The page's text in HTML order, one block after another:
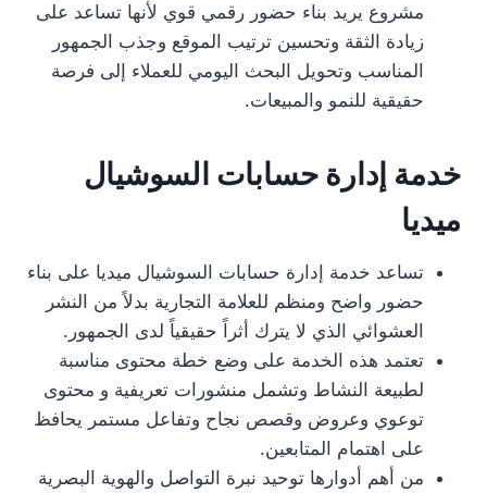
مشروع يريد بناء حضور رقمي قوي لأنها تساعد على
زيادة الثقة وتحسين ترتيب الموقع وجذب الجمهور
المناسب وتحويل البحث اليومي للعملاء إلى فرصة
حقيقية للنمو والمبيعات.
خدمة إدارة حسابات السوشيال
ميديا
تساعد خدمة إدارة حسابات السوشيال ميديا على بناء
حضور واضح ومنظم للعلامة التجارية بدلاً من النشر
العشوائي الذي لا يترك أثراً حقيقياً لدى الجمهور.
تعتمد هذه الخدمة على وضع خطة محتوى مناسبة
لطبيعة النشاط وتشمل منشورات تعريفية و محتوى
توعوي وعروض وقصص نجاح وتفاعل مستمر يحافظ
على اهتمام المتابعين.
من أهم أدوارها توحيد نبرة التواصل والهوية البصرية